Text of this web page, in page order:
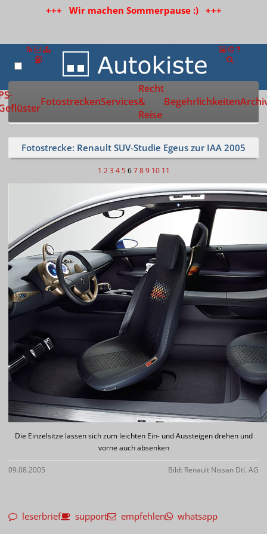
+++ Wir machen Sommerpause :) +++
Zur Startseite
FotostreckenServices
Recht
&
Reise
Begehrlichkeiten
Fotostrecke: Renault SUV-Studie Egeus zur IAA 2005
1 2 3 4 5 6 7 8 9 10 11
Die Einzelsitze lassen sich zum leichten Ein- und Aussteigen drehen und
vorne auch absenken
09.08.2005 Bild: Renault Nissan Dtl. AG
leserbrief support empfehlen whatsapp